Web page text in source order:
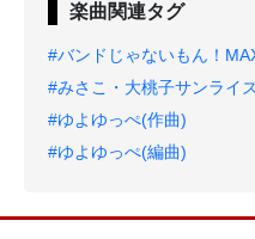
楽曲関連タグ
#バンドじゃないもん！
#みさこ・大桃子サンライ
#ゆよゆっぺ(作曲)
#ゆよゆっぺ(編曲)